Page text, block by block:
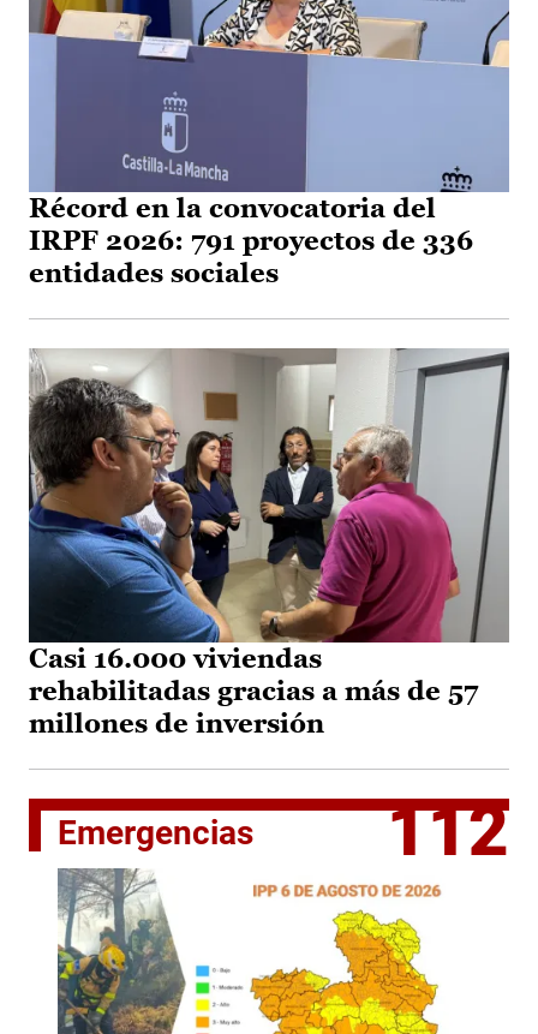
Récord en la convocatoria del
IRPF 2026: 791 proyectos de 336
entidades sociales
Casi 16.000 viviendas
rehabilitadas gracias a más de 57
millones de inversión
Emergencias 112